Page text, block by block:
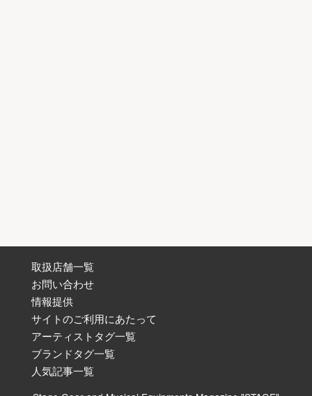
取扱店舗一覧
お問い合わせ
情報提供
サイトのご利用にあたって
アーティストタグ一覧
ブランドタグ一覧
人気記事一覧